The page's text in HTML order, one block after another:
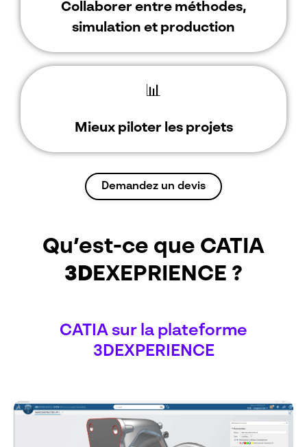
Collaborer entre méthodes,
simulation et production
📊
Mieux piloter les projets
Demandez un devis
Qu’est-ce que CATIA
3D EXEPRIENCE ?
CATIA sur la plateforme
3DEXPERIENCE